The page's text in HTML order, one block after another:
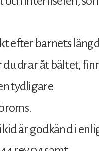
efter barnets
drar åt bältet,
tydligare
är godkänd i